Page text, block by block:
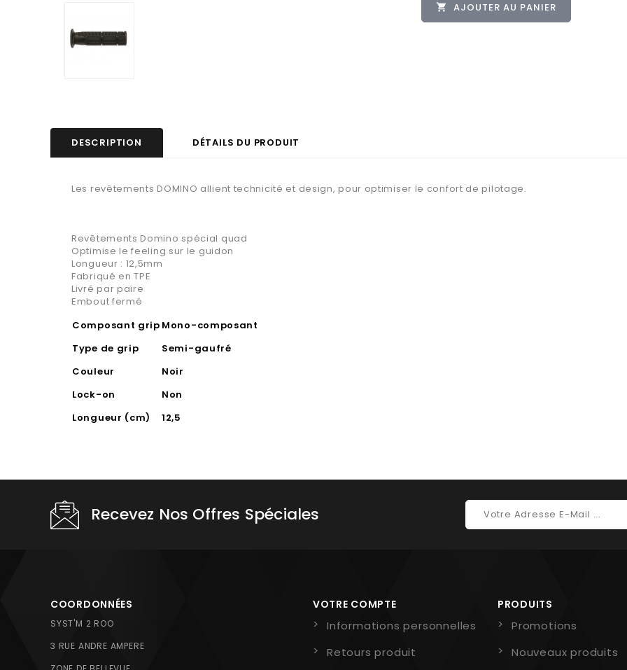
 AJOUTER AU PANIER
DESCRIPTION DÉTAILS DU PRODUIT
Les revêtements DOMINO allient technicité et design, pour optimiser le confort de pilotage.
Revêtements Domino spécial quad
Optimise le feeling sur le guidon
Longueur : 12,5mm
Fabriqué en TPE
Livré par paire
Embout fermé
Composant grip Mono-composant
Type de grip
Semi-gaufré
Couleur
Noir
Lock-on
Non
Longueur (cm)
12,5
Recevez Nos Offres Spéciales
COORDONNÉES
SYST'M 2 ROO
3 RUE ANDRE AMPERE
VOTRE COMPTE
Informations personnelles
Retours produit
PRODUITS
Promotions
Nouveaux produits